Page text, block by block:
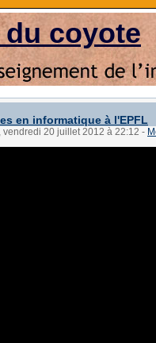
coyote
en informatique à l'EPFL
vendredi 20 juillet 2012 à 22:12 -